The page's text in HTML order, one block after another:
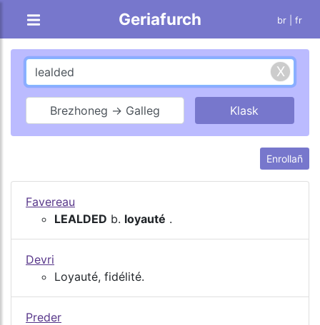
Geriafurch br | fr
Brezhoneg → Galleg
Enrollañ
Favereau
LEALDED b. loyauté .
Devri
Loyauté, fidélité.
Preder